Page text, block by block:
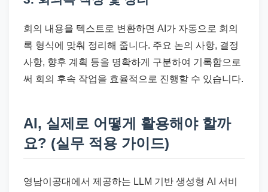
회의 내용을 텍스트로 변환하면 AI가 자동으로 회의
록 형식에 맞춰 정리해 줍니다. 주요 논의 사항, 결정
사항, 향후 계획 등을 명확하게 구분하여 기록함으로
써 회의 후속 작업을 효율적으로 진행할 수 있습니다.
AI, 실제로 어떻게 활용해야 할까
요? (실무 적용 가이드)
영남이공대에서 제공하는 LLM 기반 생성형 AI 서비